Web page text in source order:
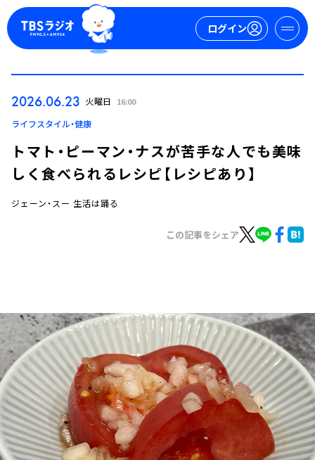
ログイン
ログイン
お知らせ
イベント・グッズ
YouTube
会社情報
2026.06.23 火曜日 16:00
ライフスタイル・健康
トマト・ピーマン・ナスが苦手な人でも美味
しく食べられるレシピ【レシピあり】
ジェーン・スー 生活は踊る
この記事をシェア